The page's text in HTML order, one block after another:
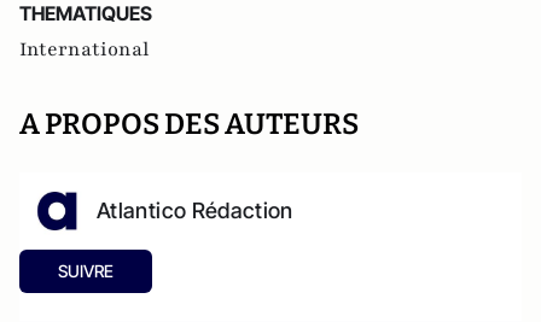
THEMATIQUES
International
A PROPOS DES AUTEURS
Atlantico Rédaction
SUIVRE